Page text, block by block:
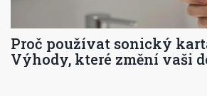
Proč používat sonický
Výhody, které změní vaši